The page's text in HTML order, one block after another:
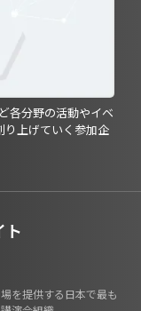
各分野の活動やイベ
り上げていく参加企
ト
を提供する日本で最も